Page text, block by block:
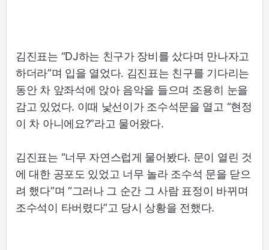
김진표는 “DJ하는 친구가 장비를 샀다며 만나자고
하더라”며 입을 열었다. 김진표는 친구를 기다리는
동안 차 앞좌석에 앉아 음악을 들으며 조용히 눈을
감고 있었다. 이때 낯선이가 조수석문을 열고 “현정
이 차 아니에요?”라고 물어왔다.
김진표는 “너무 자연스럽게 물어봤다. 문이 열린 것
에 대한 공포도 있었고 너무 놀라 조수석 문을 닫으
려 했다”며 “그러나 그 순간 그 사람 표정이 바뀌며
조수석이 타버렸다”고 당시 상황을 전했다.